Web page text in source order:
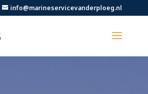
info@marineservicevanderploeg.nl